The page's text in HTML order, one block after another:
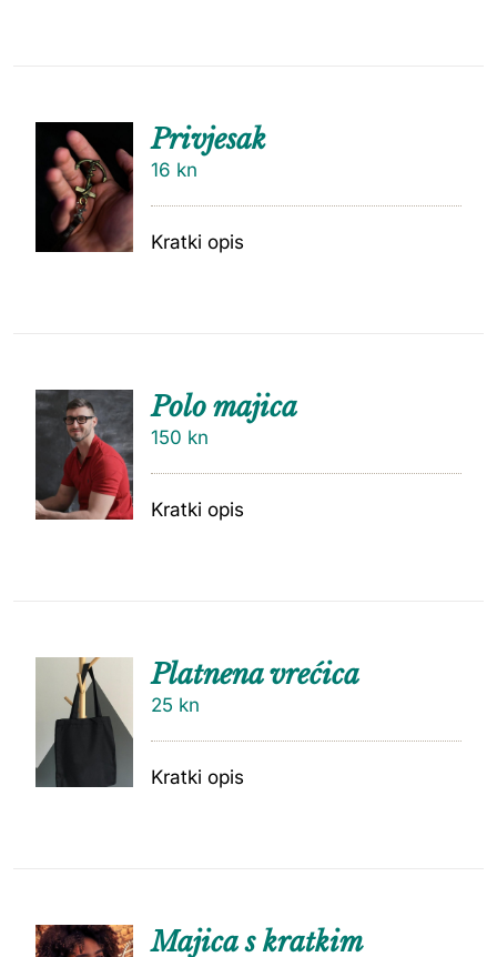
DODAJ
U
KOŠARI
CU
Privjesak
16 kn
Kratki opis
DODAJ
U
KOŠARI
Polo majica
150 kn
Kratki opis
DODAJ
Platnena vrećica
25 kn
Kratki opis
DODAJ
Majica s kratkim